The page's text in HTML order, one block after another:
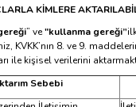
KİMLERE
” ve"kullanma gereği”
KVKK’nın 8. ve 9.
ile kişisel verilerini
Sebebi